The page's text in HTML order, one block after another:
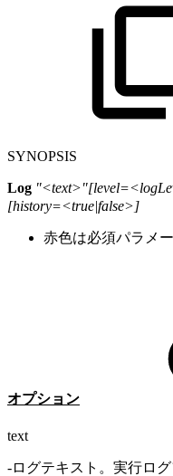
SYNOPSIS
Log "<text>
[history=<true|false>]
赤色は必須パラメ
オプション
text
-ログテキスト。実行ロ